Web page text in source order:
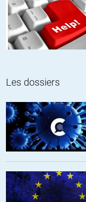
Les dossiers